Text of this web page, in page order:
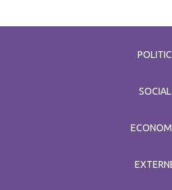
POLITIC
SOCIAL